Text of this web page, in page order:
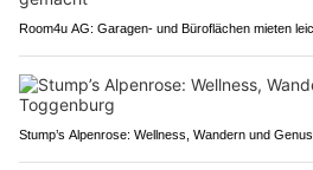
Room4u AG: Garagen- und Büroflächen mieten
Stump’s Alpenrose: Wellness, Wandern und